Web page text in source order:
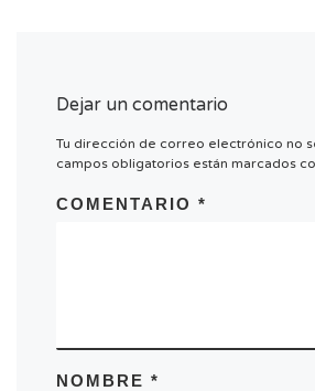
Dejar un comentario
Tu dirección de correo electrónico no
campos obligatorios están marcados
COMENTARIO*
NOMBRE*